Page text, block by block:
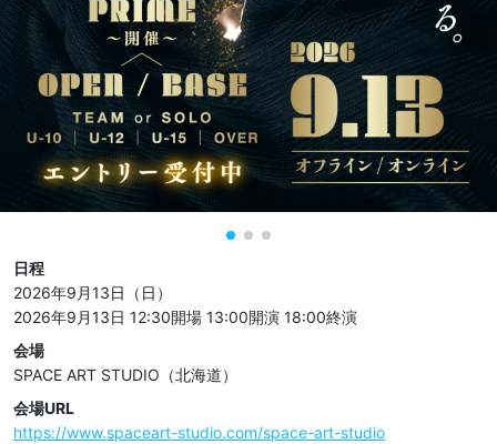
日程
2026年9月13日（日）
2026年9月13日 12:30開場 13:00開演 18:00終演
会場
SPACE ART STUDIO（北海道）
会場URL
https://www.spaceart-studio.com/space-art-studio